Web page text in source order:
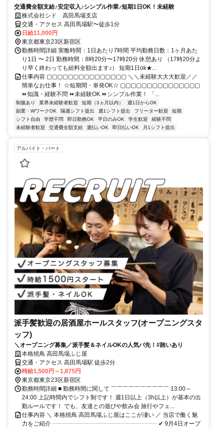
交通費全額支給♪安定収入♪シンプル作業♪短期1日OK！未経験
株式会社シド 高田馬場支店
交通・アクセス 高田馬場駅〜徒歩1分
日給11,000円
東京都東京23区新宿区
勤務時間詳細 実働時間：1日あたり7時間 平均勤務日数：1ヶ月あた
り1日 〜 2日 勤務時間：8時20分〜17時20分 休憩あり （17時20分よ
り早く終わっても給料全額出ます♪） 短期1日ok★...
仕事内容 ▢▢▢▢▢▢▢▢▢▢▢▢▢▢▢ ＼＼未経験大大大歓迎／／
簡単なお仕事！ ☆短期間・単発OK☆ ▢▢▢▢▢▢▢▢▢▢▢▢▢▢▢
⏩知識・経験不問 ⏩未経験OK ⏩シンプル作業！ 「...
制服あり 業界未経験者歓迎 短期（3ヵ月以内）
週1日からOK
副業・WワークOK
隔週シフト提出 週1シフト提出 フリーター歓迎
短期
シフト自由
学歴不問 即日勤務OK 平日のみOK 学生歓迎
経験不問
未経験者歓迎
交通費全額支給 週払いOK 即日払いOK 月1シフト提出
アルバイト・パート
派手髪歓迎の居酒屋ホールスタッフ(オープニングスタ
ッフ)
＼オープニング募集／派手髪＆ネイルOKの人気バ先！#賄いあり
本格焼鳥 高田馬場ふじ屋
交通・アクセス 高田馬場駅 徒歩2分
時給1,500円～1,875円
東京都東京23区新宿区
勤務時間詳細 ■ 勤務時間に関して ￣￣￣￣￣￣￣￣￣￣ 13:00～
24:00 上記時間内でシフト制です！ 週1日以上（3h以上）が基本の出
勤ルールです！ でも、友達との遊びや飲み会 旅行やフェ...
仕事内容 ＼ 本格焼鳥 高田馬場ふじ屋はここが凄い ／ 当店で働く魅
力をご紹介 ┈┈┈┈┈┈┈┈┈┈┈┈┈┈┈┈┈┈ ✔ 9月4日オープ